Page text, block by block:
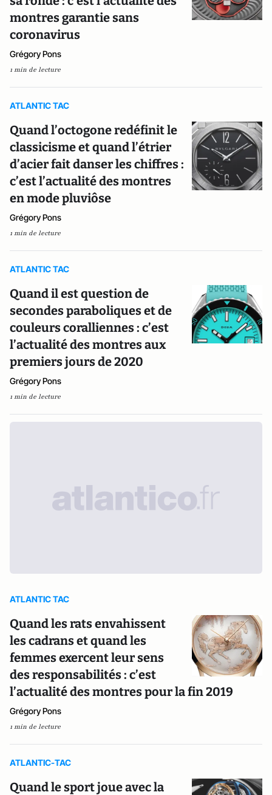
montres garantie sans
coronavirus
Grégory Pons
1 min de lecture
ATLANTIC TAC
Quand l’octogone redéfinit le
classicisme et quand l’étrier
d’acier fait danser les chiffres :
c’est l’actualité des montres
en mode pluviôse
Grégory Pons
1 min de lecture
ATLANTIC TAC
Quand il est question de
secondes paraboliques et de
couleurs coralliennes : c’est
l’actualité des montres aux
premiers jours de 2020
Grégory Pons
1 min de lecture
ATLANTIC TAC
Quand les rats envahissent
les cadrans et quand les
femmes exercent leur sens
des responsabilités : c’est
l’actualité des montres pour la fin 2019
Grégory Pons
1 min de lecture
ATLANTIC-TAC
Quand le sport joue avec la